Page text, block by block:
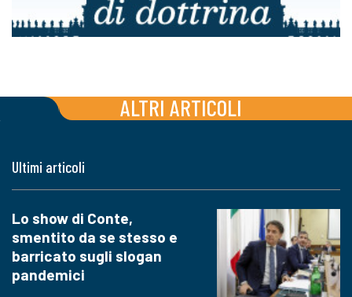
ALTRI ARTICOLI
Ultimi articoli
Lo show di Conte,
smentito da se stesso e
barricato sugli slogan
pandemici